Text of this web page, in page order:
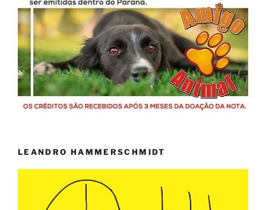
LEANDRO HAMMERSCHMIDT